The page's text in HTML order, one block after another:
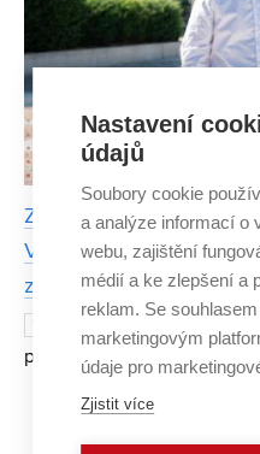
Ze stavárny k vlastní
VUT otevírá mnohem
zdát
Absolvent,
přetavit v reálný byznys. To
Nastavení
údajů
Soubory cookie
a analýze informací o
webu, zajištění
médií a ke zlepšení a
reklam. Se
marketingovým
údaje pro
Zjistit více